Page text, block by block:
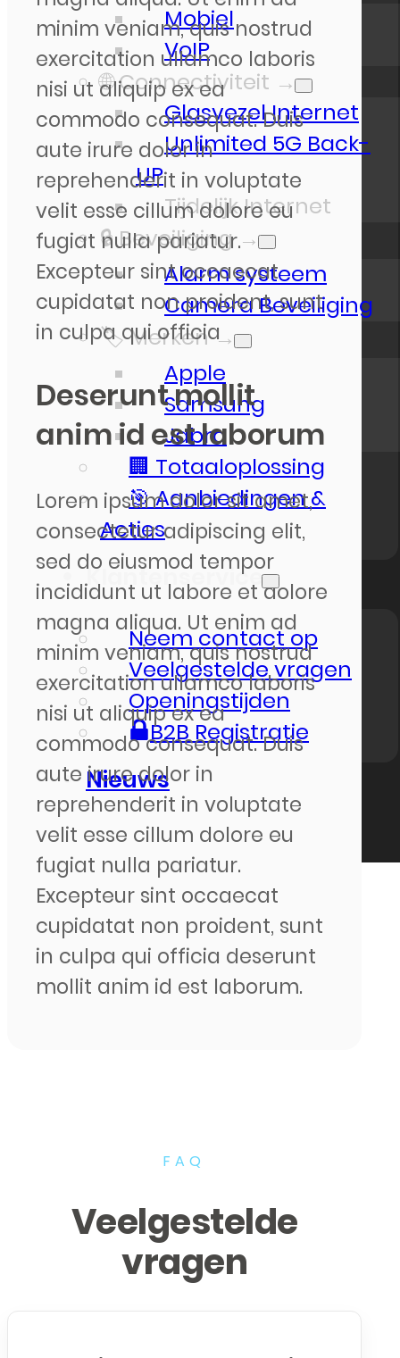
Mobiel
VoIP
🌐 Connectiviteit →
Glasvezel Internet
Unlimited 5G Back-
UP
Tijdelijk Internet
🔒 Beveiliging →
Alarm systeem
Camera Beveiliging
🏷️ Merken →
Apple
Samsung
Jabra
🏢 Totaaloplossing
🎯 Aanbiedingen &
Acties
Klantenservice
Neem contact op
Veelgestelde vragen
Openingstijden
B2B Registratie
Nieuws
minim veniam, quis nostrud
exercitation ullamco laboris
nisi ut aliquip ex ea
commodo consequat. Duis
aute irure dolor in
reprehenderit in voluptate
velit esse cillum dolore eu
fugiat nulla pariatur.
Excepteur sint occaecat
cupidatat non proident, sunt
in culpa qui officia
Deserunt mollit
anim id est laborum
Lorem ipsum dolor sit amet,
consectetur adipiscing elit,
sed do eiusmod tempor
incididunt ut labore et dolore
magna aliqua. Ut enim ad
minim veniam, quis nostrud
exercitation ullamco laboris
nisi ut aliquip ex ea
commodo consequat. Duis
aute irure dolor in
reprehenderit in voluptate
velit esse cillum dolore eu
fugiat nulla pariatur.
Excepteur sint occaecat
cupidatat non proident, sunt
in culpa qui officia deserunt
mollit anim id est laborum.
FAQ
Veelgestelde
vragen